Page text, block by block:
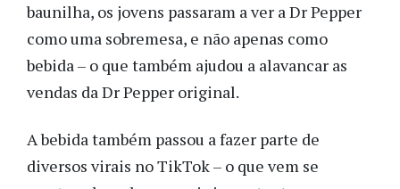
baunilha, os jovens passaram a ver a Dr Pepper
como uma sobremesa, e não apenas como
bebida – o que também ajudou a alavancar as
vendas da Dr Pepper original.
A bebida também passou a fazer parte de
diversos virais no TikTok – o que vem se